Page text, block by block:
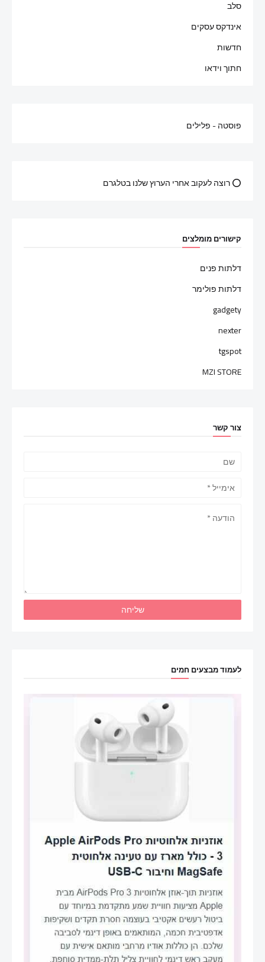
סלב
אינדקס עסקים
חדשות
חתוך וידאו
פוסטה - פלילים
⭕ רוצה לעקוב אחרי הערוץ שלנו בטלגרם
קישורים מומלצים
דלתות פנים
דלתות פולימר
gadgety
nexter
tgspot
MZI STORE
צור קשר
לעמוד מבצעים חמים